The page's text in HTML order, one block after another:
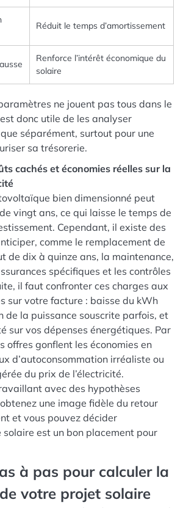
Réduit le temps d’amortissement
Renforce l’intérêt économique du
solaire
ne jouent pas tous dans le
donc utile de les analyser
séparément, surtout pour une
sa trésorerie.
cachés et économies réelles sur la
bien dimensionné peut
vingt ans, ce qui laisse le temps de
Cependant, il existe des
comme le remplacement de
de dix à quinze ans, la maintenance,
spécifiques et les contrôles
il faut confronter ces charges aux
sur votre facture : baisse du kWh
de la puissance souscrite parfois, et
sur vos dépenses énergétiques. Par
offres gonflent les économies en
d’autoconsommation irréaliste ou
du prix de l’électricité.
avec des hypothèses
une image fidèle du retour
et vous pouvez décider
solaire est un bon placement pour
à pas pour calculer la
votre projet solaire